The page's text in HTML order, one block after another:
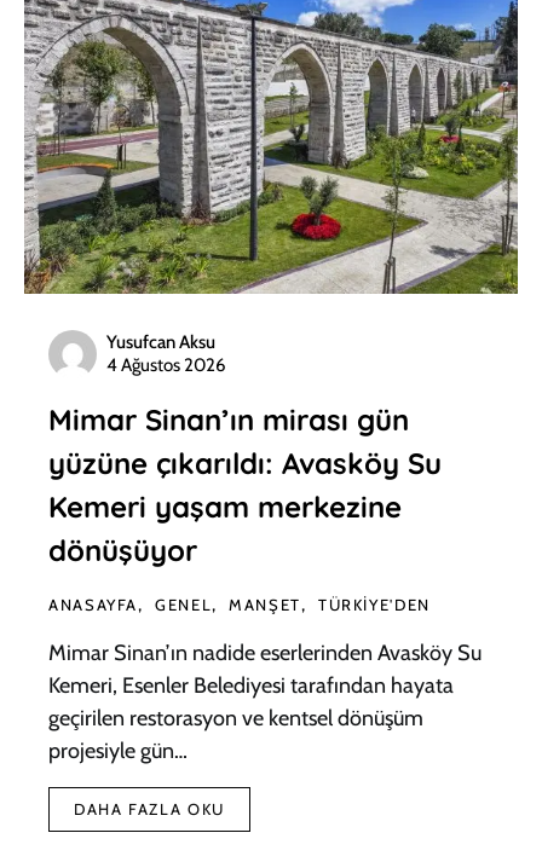
Yusufcan Aksu
4 Ağustos 2026
Mimar Sinan’ın mirası gün
yüzüne çıkarıldı: Avasköy Su
Kemeri yaşam merkezine
dönüşüyor
ANASAYFA GENEL MANŞET TÜRKIYE'DEN
Mimar Sinan’ın nadide eserlerinden Avasköy Su
Kemeri, Esenler Belediyesi tarafından hayata
geçirilen restorasyon ve kentsel dönüşüm
projesiyle gün…
DAHA FAZLA OKU